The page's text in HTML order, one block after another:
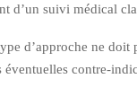
d’un suivi médical
d’approche ne
contre-